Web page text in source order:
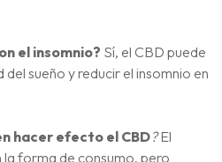
el insomnio? Sí, el CBD puede
sueño y reducir el insomnio en
hacer efecto el CBD? El
forma de consumo, pero